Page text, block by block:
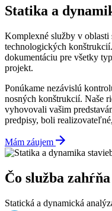
Statika a
Komplexné služby v oblasti
technologických
dokumentáciu pre všetky
projekt.
Ponúkame nezávislú
nosných konštrukcií. Naše
vyhovovali vašim
predpisy, boli
Mám záujem
Čo služba zahŕňa
Statická a dynamická